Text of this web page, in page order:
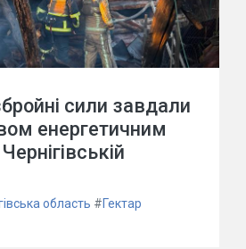
сили завдали
енергетичним
область #Гектар